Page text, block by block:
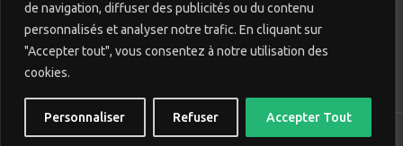
de navigation, diffuser des publicités ou du contenu
personnalisés et analyser notre trafic. En cliquant sur
"Accepter tout", vous consentez à notre utilisation des
cookies.
Personnaliser Refuser Accepter Tout